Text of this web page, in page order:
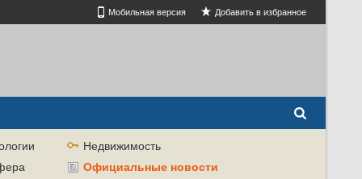
Мобильная версия Добавить в избранное
Недвижимость
Официальные новости